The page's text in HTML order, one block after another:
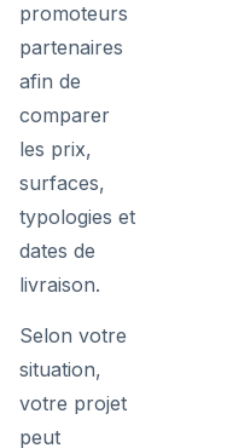
promoteurs
partenaires
afin de
comparer
les prix,
surfaces,
typologies et
dates de
livraison.
Selon votre
situation,
votre projet
peut